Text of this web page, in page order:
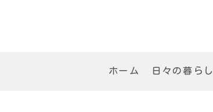
ホーム 日々の暮らし